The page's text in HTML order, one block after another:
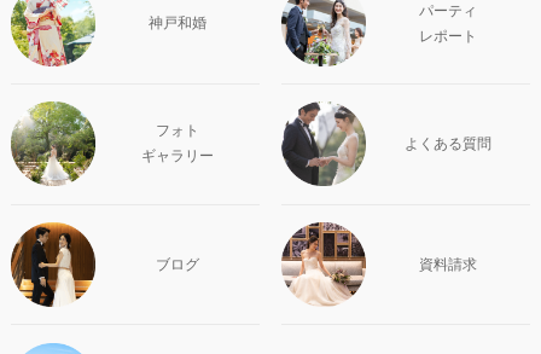
神戸和婚
パーティ
レポート
フォト
ギャラリー
よくある質問
ブログ 資料請求